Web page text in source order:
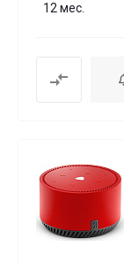
12 мес.